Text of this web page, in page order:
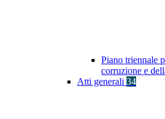
Piano triennale
corruzione e
Atti generali 34